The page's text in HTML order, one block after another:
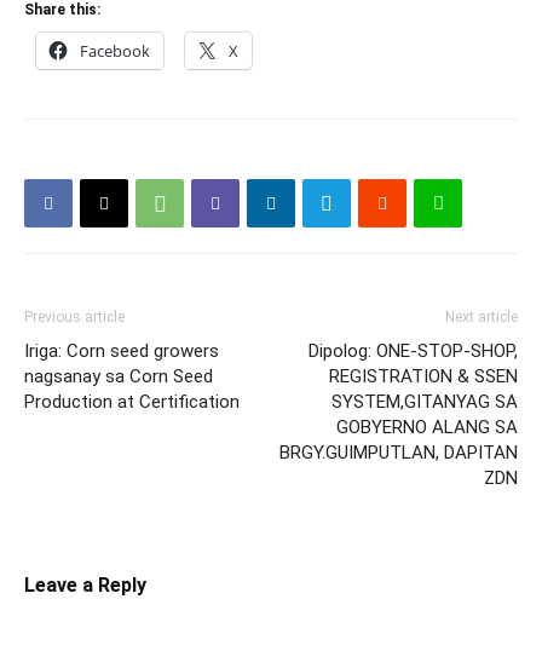
Share this:
Facebook X
Previous article
Iriga: Corn seed growers
nagsanay sa Corn Seed
Production at Certification
Next article
Dipolog: ONE-STOP-SHOP,
REGISTRATION & SSEN
SYSTEM,GITANYAG SA
GOBYERNO ALANG SA
BRGY.GUIMPUTLAN, DAPITAN
ZDN
Leave a Reply